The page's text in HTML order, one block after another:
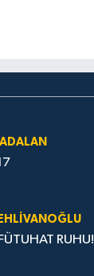
RUHU!